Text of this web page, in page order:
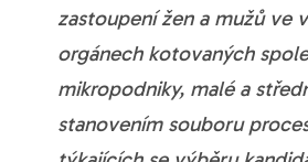
zastoupení žen a mužů ve
orgánech kotovaných
mikropodniky, malé a
stanovením souboru